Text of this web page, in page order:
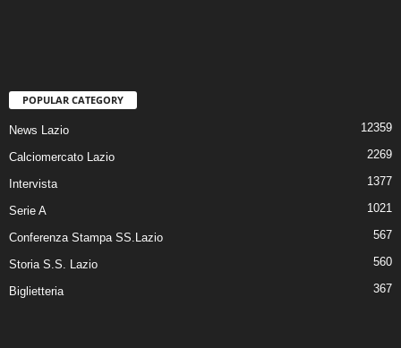
POPULAR CATEGORY
News Lazio 12359
Calciomercato Lazio 2269
Intervista 1377
Serie A 1021
Conferenza Stampa SS.Lazio 567
Storia S.S. Lazio 560
Biglietteria 367